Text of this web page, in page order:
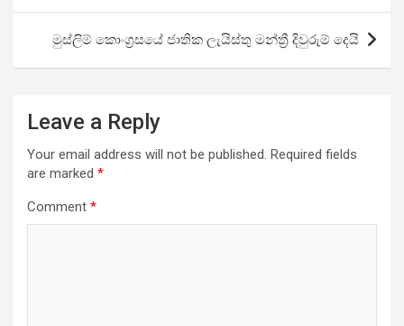
මුස්ලිම් කොංග්‍රසයේ ජාතික ලැයිස්තු මන්ත්‍රී දිවුරුම් දෙයි
Leave a Reply
Your email address will not be published. Required fields
are marked *
Comment *